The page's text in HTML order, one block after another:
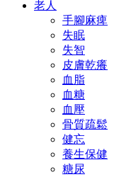
老人
手腳麻痺
失眠
失智
皮膚乾癢
血脂
血糖
血壓
骨質疏鬆
健忘
養生保健
糖尿